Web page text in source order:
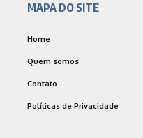
MAPA DO SITE
Home
Quem somos
Contato
Políticas de Privacidade